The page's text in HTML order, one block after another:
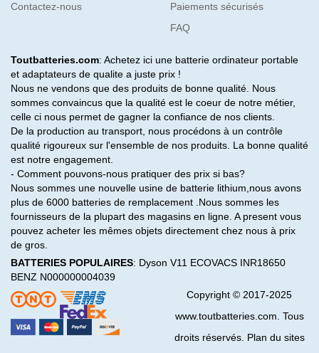
Contactez-nous
Paiements sécurisés
FAQ
Toutbatteries.com: Achetez ici une batterie ordinateur portable
et adaptateurs de qualite a juste prix !
Nous ne vendons que des produits de bonne qualité. Nous
sommes convaincus que la qualité est le coeur de notre métier,
celle ci nous permet de gagner la confiance de nos clients.
De la production au transport, nous procédons à un contrôle
qualité rigoureux sur l'ensemble de nos produits. La bonne qualité
est notre engagement.
- Comment pouvons-nous pratiquer des prix si bas?
Nous sommes une nouvelle usine de batterie lithium,nous avons
plus de 6000 batteries de remplacement .Nous sommes les
fournisseurs de la plupart des magasins en ligne. A present vous
pouvez acheter les mêmes objets directement chez nous à prix
de gros.
BATTERIES POPULAIRES: Dyson V11 ECOVACS INR18650
BENZ N000000004039
Copyright © 2017-2025
www.toutbatteries.com. Tous
droits réservés. Plan du sites